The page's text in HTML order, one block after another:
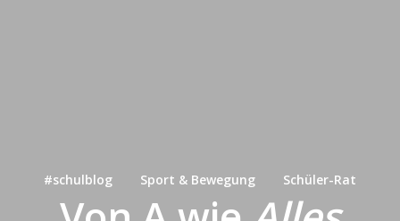
#schulblog Sport & Bewegung Schüler-Rat